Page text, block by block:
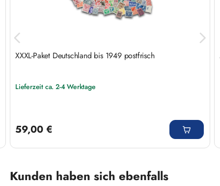
XXXL-Paket Deutschland bis 1949 postfrisch
Lieferzeit ca. 2-4 Werktage
59,00 €
Produktgalerie überspringen
Kunden haben sich ebenfalls